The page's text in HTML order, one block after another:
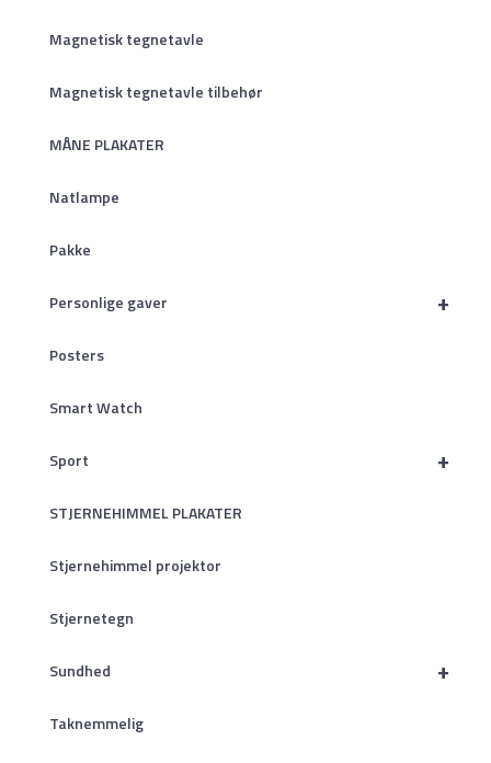
Magnetisk tegnetavle
Magnetisk tegnetavle tilbehør
MÅNE PLAKATER
Natlampe
Pakke
+
Personlige gaver
Posters
Smart Watch
+
Sport
STJERNEHIMMEL PLAKATER
Stjernehimmel projektor
Stjernetegn
+
Sundhed
Taknemmelig